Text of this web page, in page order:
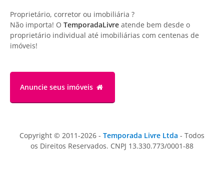
Proprietário, corretor ou imobiliária ?
Não importa! O TemporadaLivre atende bem desde o
proprietário individual até imobiliárias com centenas de
imóveis!
Anuncie seus imóveis
Copyright © 2011-2026 - Temporada Livre Ltda - Todos
os Direitos Reservados. CNPJ 13.330.773/0001-88